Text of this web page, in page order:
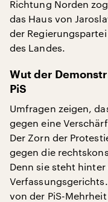
Richtung Norden
das Haus von
der
des Landes.
Wut der
PiS
Umfragen zeigen,
gegen eine
Der Zorn der
gegen die
Denn sie steht
von der PiS-